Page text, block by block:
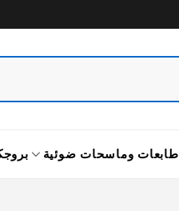
طابعات وماسحات ضوئية